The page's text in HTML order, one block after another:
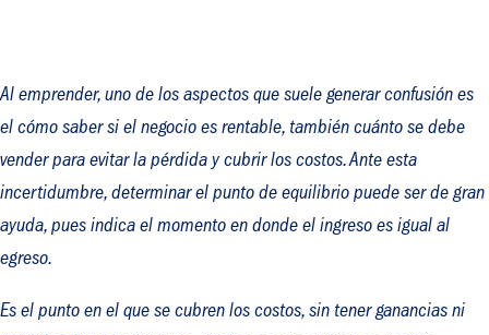
Al emprender, uno de los aspectos que suele generar confusión es
el cómo saber si el negocio es rentable, también cuánto se debe
vender para evitar la pérdida y cubrir los costos. Ante esta
incertidumbre, determinar el punto de equilibrio puede ser de gran
ayuda, pues indica el momento en donde el ingreso es igual al
egreso.
Es el punto en el que se cubren los costos, sin tener ganancias ni